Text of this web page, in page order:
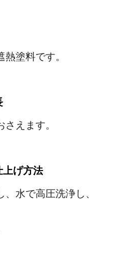
形スレート
料です。
えます。
上げ方法
を除去し、水で高
にし